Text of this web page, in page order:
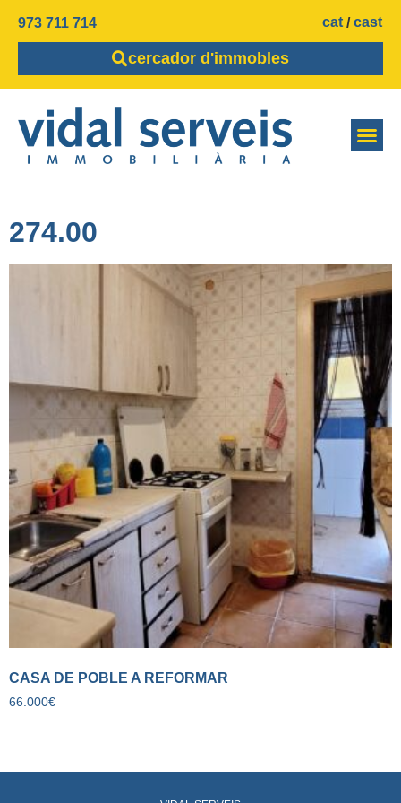
973 711 714 cat cast
cercador d'immobles
274.00
CASA DE POBLE A REFORMAR
66.000€